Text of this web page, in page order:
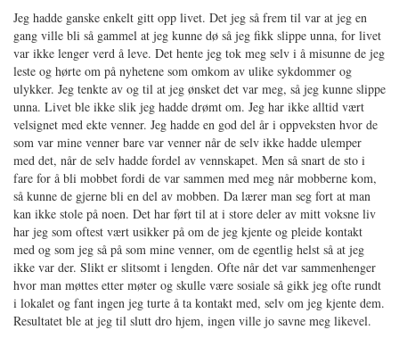
Jeg hadde ganske enkelt gitt opp livet. Det jeg så frem til var at jeg en
gang ville bli så gammel at jeg kunne dø så jeg fikk slippe unna, for livet
var ikke lenger verd å leve. Det hente jeg tok meg selv i å misunne de jeg
leste og hørte om på nyhetene som omkom av ulike sykdommer og
ulykker. Jeg tenkte av og til at jeg ønsket det var meg, så jeg kunne slippe
unna. Livet ble ikke slik jeg hadde drømt om. Jeg har ikke alltid vært
velsignet med ekte venner. Jeg hadde en god del år i oppveksten hvor de
som var mine venner bare var venner når de selv ikke hadde ulemper
med det, når de selv hadde fordel av vennskapet. Men så snart de sto i
fare for å bli mobbet fordi de var sammen med meg når mobberne kom,
så kunne de gjerne bli en del av mobben. Da lærer man seg fort at man
kan ikke stole på noen. Det har ført til at i store deler av mitt voksne liv
har jeg som oftest vært usikker på om de jeg kjente og pleide kontakt
med og som jeg så på som mine venner, om de egentlig helst så at jeg
ikke var der. Slikt er slitsomt i lengden. Ofte når det var sammenhenger
hvor man møttes etter møter og skulle være sosiale så gikk jeg ofte rundt
i lokalet og fant ingen jeg turte å ta kontakt med, selv om jeg kjente dem.
Resultatet ble at jeg til slutt dro hjem, ingen ville jo savne meg likevel.